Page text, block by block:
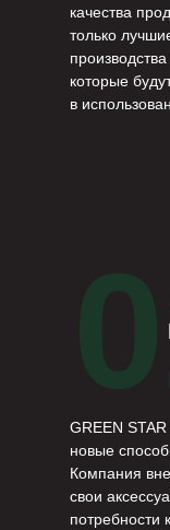
качества
только
которые
в
GREEN
новые
Компания
свои
потребности